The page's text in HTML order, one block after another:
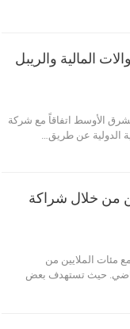
المالية والريبل
الأوسط اتفاقاً مع شركة
الدولية عن طريق…
من خلال شراكة
مئات الملايين من
دولار في العام الماضي. حيث تستهدف بعض